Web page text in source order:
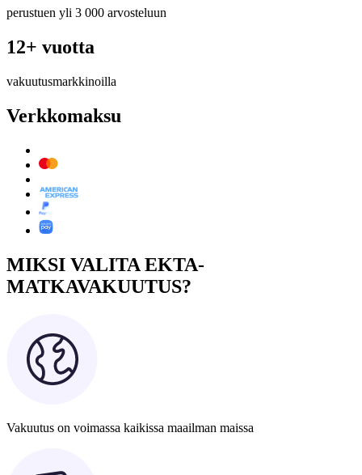
perustuen yli 3 000 arvosteluun
12+ vuotta
vakuutusmarkkinoilla
Verkkomaksu
MIKSI VALITA EKTA-
MATKAVAKUUTUS?
Vakuutus on voimassa kaikissa maailman maissa